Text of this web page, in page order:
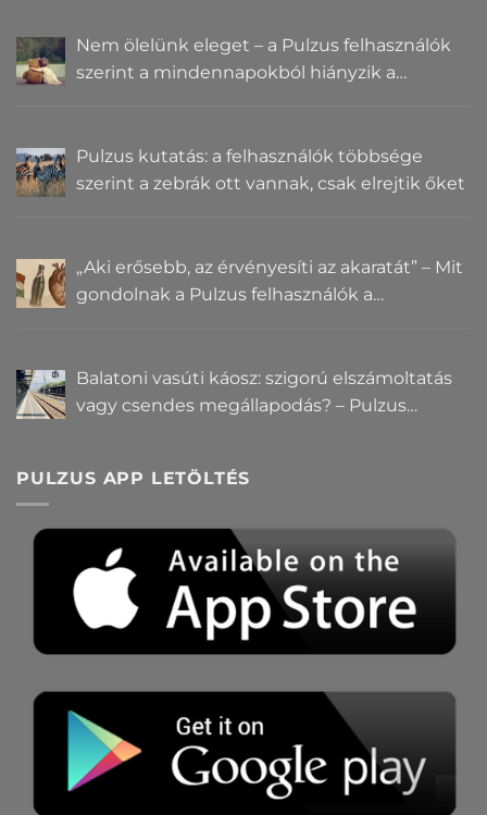
Nem ölelünk eleget – a Pulzus felhasználók
szerint a mindennapokból hiányzik a
Pulzus kutatás: a felhasználók többsége
szerint a zebrák ott vannak, csak elrejtik őket
„Aki erősebb, az érvényesíti az akaratát” – Mit
gondolnak a Pulzus felhasználók a
Balatoni vasúti káosz: szigorú elszámoltatás
vagy csendes megállapodás? – Pulzus
PULZUS APP LETÖLTÉS